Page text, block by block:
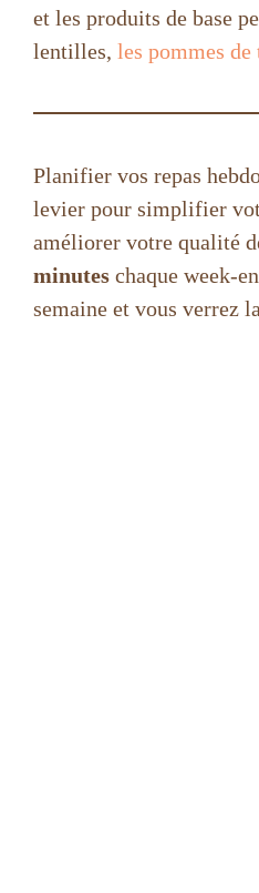
et les produits de base
lentilles, les pommes de
Planifier vos repas
levier pour simplifier
améliorer votre qualité
minutes chaque week-
semaine et vous verrez